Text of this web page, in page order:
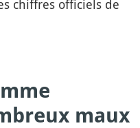
chiffres officiels de
maux